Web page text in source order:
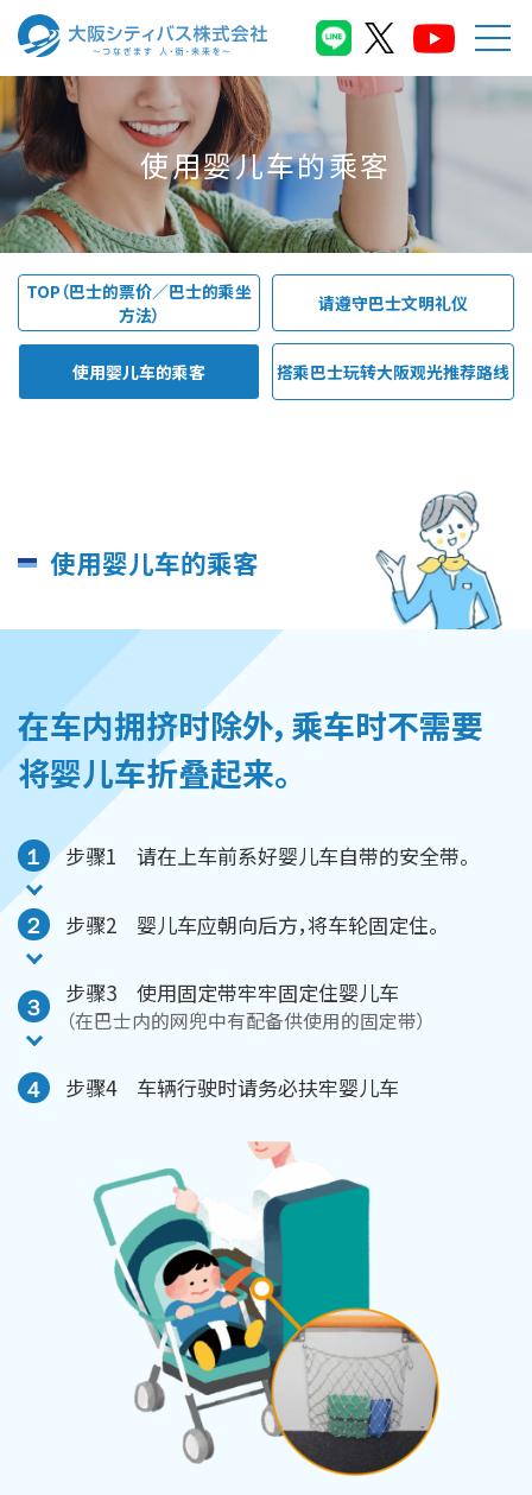
使用婴儿车的乘客
TOP（巴士的票价／巴士的乘坐
方法）
请遵守巴士文明礼仪
使用婴儿车的乘客 搭乘巴士玩转大阪观光推荐路线
使用婴儿车的乘客
在车内拥挤时除外，乘车时不需要
将婴儿车折叠起来。
１ 步骤1 请在上车前系好婴儿车自带的安全带。
２ 步骤2 婴儿车应朝向后方，将车轮固定住。
３ 步骤3 使用固定带牢牢固定住婴儿车
（在巴士内的网兜中有配备供使用的固定带）
４ 步骤4 车辆行驶时请务必扶牢婴儿车